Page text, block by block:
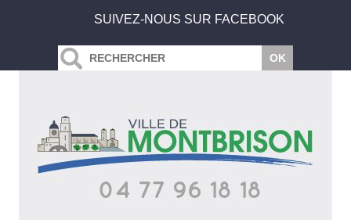
SUIVEZ-NOUS SUR FACEBOOK